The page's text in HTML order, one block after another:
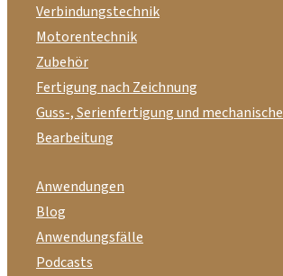
Verbindungstechnik
Motorentechnik
Zubehör
Fertigung nach Zeichnung
Guss-, Serienfertigung und mechanische
Bearbeitung
Anwendungen
Blog
Anwendungsfälle
Podcasts